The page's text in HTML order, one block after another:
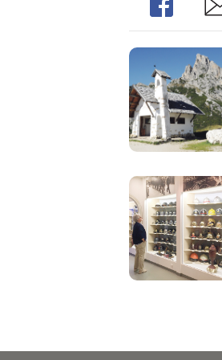
Share